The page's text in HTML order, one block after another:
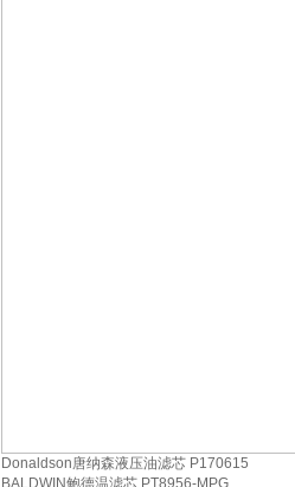
Donaldson唐纳森液压油滤芯 P170615
BALDWIN鲍德温滤芯 PT8956-MPG